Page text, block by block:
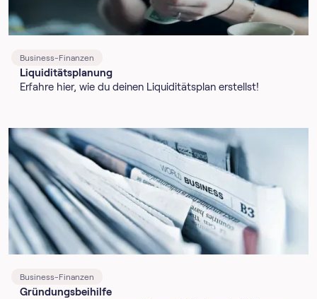
Business-Finanzen
Liquiditätsplanung
Erfahre hier, wie du deinen Liquiditätsplan erstellst!
Business-Finanzen
Gründungsbeihilfe